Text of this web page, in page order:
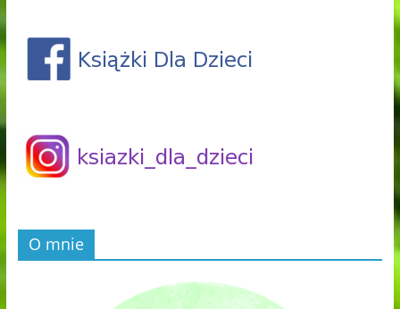
O mnie